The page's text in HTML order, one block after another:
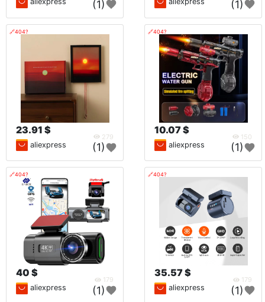
(1) (1)
🔗404?
23.91 $
279
aliexpress (1)
🔗404?
10.07 $
150
aliexpress (1)
🔗404?
40 $
179
aliexpress (1)
🔗404?
35.57 $
179
aliexpress (1)